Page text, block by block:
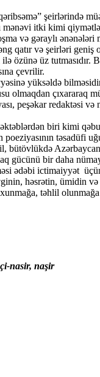
şeirlərində
itki kimi
və gəraylı
qatır və şeirləri geniş
üz tutmasıdır.
çevrilir.
yüksəldə
çıxararaq
peşəkar redaktəsi
biri kimi
təsadüfi
bütövlükdə
gücünü bir daha
ədəbi ictimaiyyət
həsrətin, ümidin
təhlil
nasir, naşir